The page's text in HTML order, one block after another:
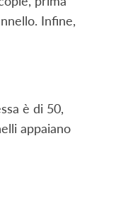
Infine,
è di 50,
appaiano